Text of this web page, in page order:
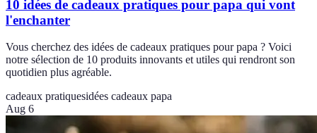
10 idées de cadeaux pratiques pour papa qui vont
l'enchanter
Vous cherchez des idées de cadeaux pratiques pour papa ? Voici
notre sélection de 10 produits innovants et utiles qui rendront son
quotidien plus agréable.
cadeaux pratiquesidées cadeaux papa
Aug 6